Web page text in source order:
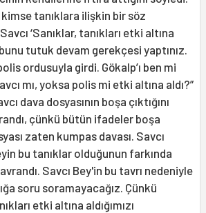
kimse tanıklara ilişkin bir söz
‘Sanıklar, tanıkları etki altına
bunu tutuk devam gerekçesi yaptınız.
ordusuyla girdi. Gökalp’ı ben mi
mı, yoksa polis mi etki altına aldı?”
dava dosyasının boşa çıktığını
çünkü bütün ifadeler boşa
zaten kumpas davası. Savcı
bu tanıklar olduğunun farkında
Savcı Bey'in bu tavrı nedeniyle
soru soramayacağız. Çünkü
etki altına aldığımızı